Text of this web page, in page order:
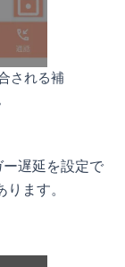
される補
遅延を設定で
ます。